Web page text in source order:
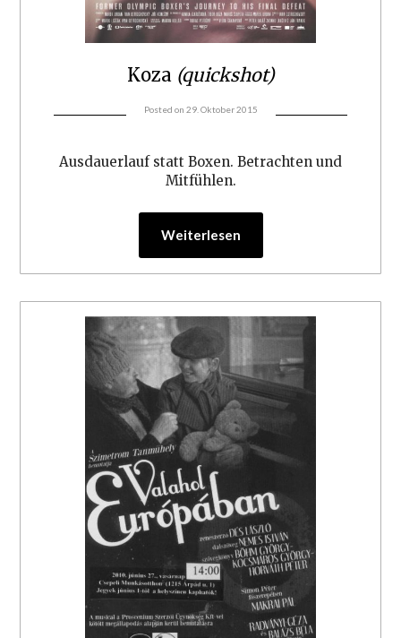
Koza (quickshot)
Posted on 29. Oktober 2015
Ausdauerlauf statt Boxen. Betrachten und
Mitfühlen.
Weiterlesen